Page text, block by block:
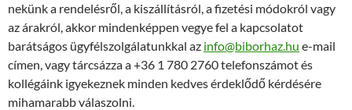
nekünk a rendelésről, a kiszállításról, a fizetési módokról vagy
az árakról, akkor mindenképpen vegye fel a kapcsolatot
barátságos ügyfélszolgálatunkkal az info@biborhaz.hu e-mail
címen, vagy tárcsázza a +36 1 780 2760 telefonszámot és
kollégáink igyekeznek minden kedves érdeklődő kérdésére
mihamarabb válaszolni.